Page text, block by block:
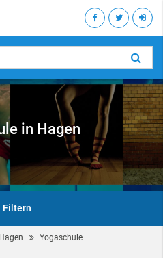
in Hagen
Filtern
Hagen Yogaschule